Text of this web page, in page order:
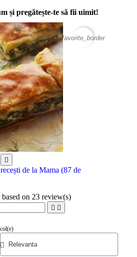
și pregătește-te să fii uimit!
favorite_border

de la Mama (87 de
on 23 review(s)
 